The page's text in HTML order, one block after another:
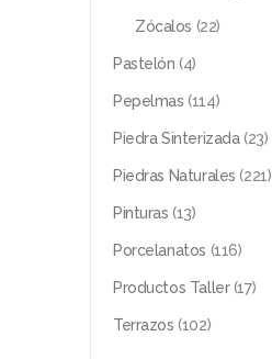
Zócalos (22)
Pastelón (4)
Pepelmas (114)
Piedra Sinterizada (23)
Piedras Naturales (221)
Pinturas (13)
Porcelanatos (116)
Productos Taller (17)
Terrazos (102)